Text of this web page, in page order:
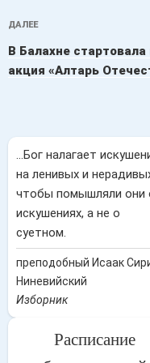
Следующая
запись
ДАЛЕЕ
В Балахне
акция «Алтарь
...Бог налагает
на ленивых и
чтобы помышляли они
искушениях, а не о
суетном.
преподобный Исаак
Ниневийский
Изборник
Расписание